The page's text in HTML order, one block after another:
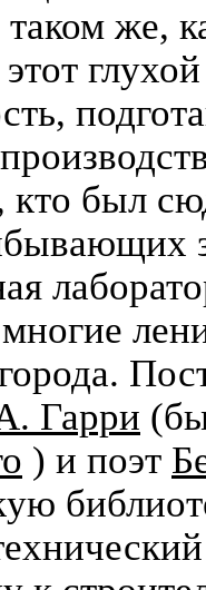
же,
кто был
Гарри
) и поэт